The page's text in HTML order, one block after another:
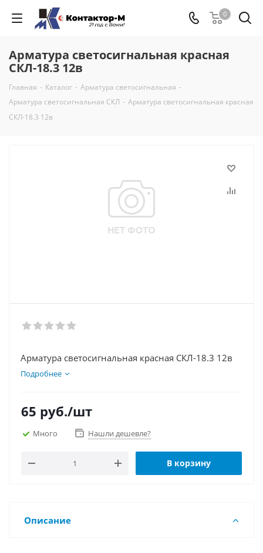
0
Арматура светосигнальная красная
СКЛ-18.3 12в
Главная - Каталог - Арматура светосигнальная -
Арматура светосигнальная СКЛ - Арматура светосигнальная красная
СКЛ-18.3 12в
Арматура светосигнальная красная СКЛ-18.3 12в
Подробнее
65 руб./шт
Много Нашли дешевле?
В корзину
Описание